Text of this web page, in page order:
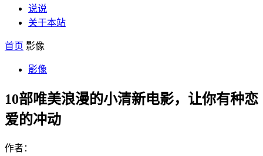
说说
关于本站
首页 影像
影像
10部唯美浪漫的小清新电影，让你有种恋
爱的冲动
作者：